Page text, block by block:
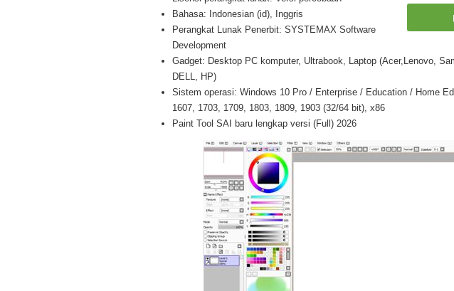
Bahasa: Indonesian (id), Inggris
Perangkat Lunak Penerbit: SYSTEMAX Software
Development
Gadget: Desktop PC komputer, Ultrabook, Laptop (Acer,Lenovo,
DELL, HP)
Sistem operasi: Windows 10 Pro / Enterprise / Education / Home
1607, 1703, 1709, 1803, 1809, 1903 (32/64 bit), x86
Paint Tool SAI baru lengkap versi (Full) 2026